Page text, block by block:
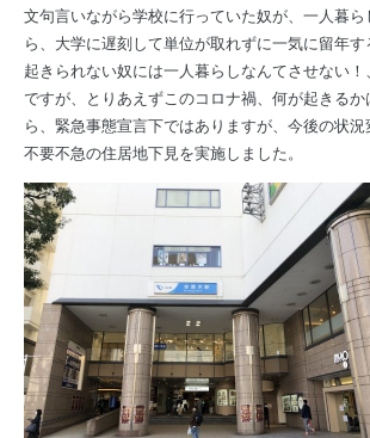
文句言いながら学校に行っていた奴が、一人暮
ら、大学に遅刻して単位が取れずに一気に留年
起きられない奴には一人暮らしなんてさせない
ですが、とりあえずこのコロナ禍、何が起きる
ら、緊急事態宣言下ではありますが、今後の状
不要不急の住居地下見を実施しました。